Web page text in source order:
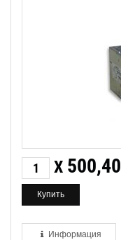
X 500,40
Информация